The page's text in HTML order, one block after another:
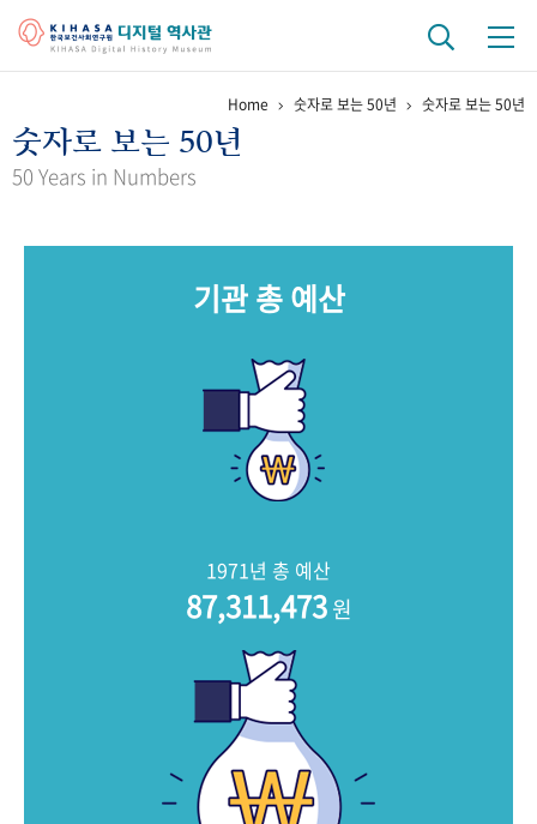
걸어온 길 기관 변천사 역대 기관장
키워드로 보는 연구 역사
문서 기록물 행정박물
Home 숫자로 보는 50년 숫자로 보는 50년
숫자로 보는 50년
50 Years in Numbers
기관 총 예산
1971년 총 예산
87,311,473원